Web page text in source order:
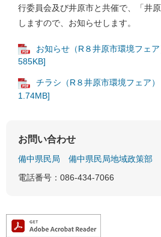
行委員会及び井原市と共催で、「井
しますので、お知らせします。
お知らせ（R８井原市環境フェ
585KB]
チラシ（R８井原市環境フェア
1.74MB]
お問い合わせ
備中県民局 備中県民局地域政策部
電話番号：086-434-7066